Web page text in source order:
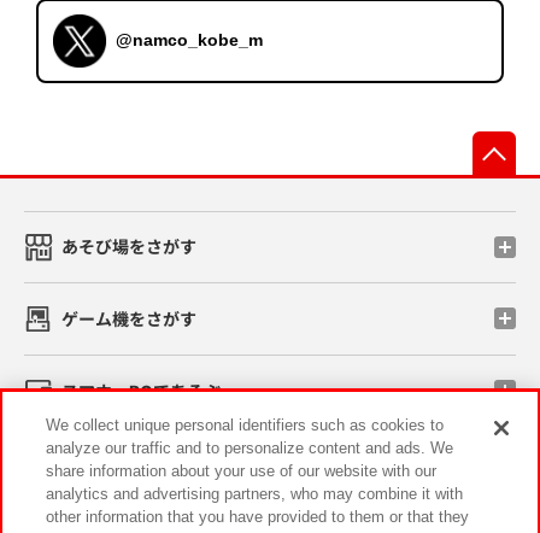
@namco_kobe_m
あそび場をさがす
ゲーム機をさがす
スマホ・PCであそぶ
イベント・キャンペーン
We collect unique personal identifiers such as cookies to
analyze our traffic and to personalize content and ads. We
share information about your use of our website with our
analytics and advertising partners, who may combine it with
other information that you have provided to them or that they